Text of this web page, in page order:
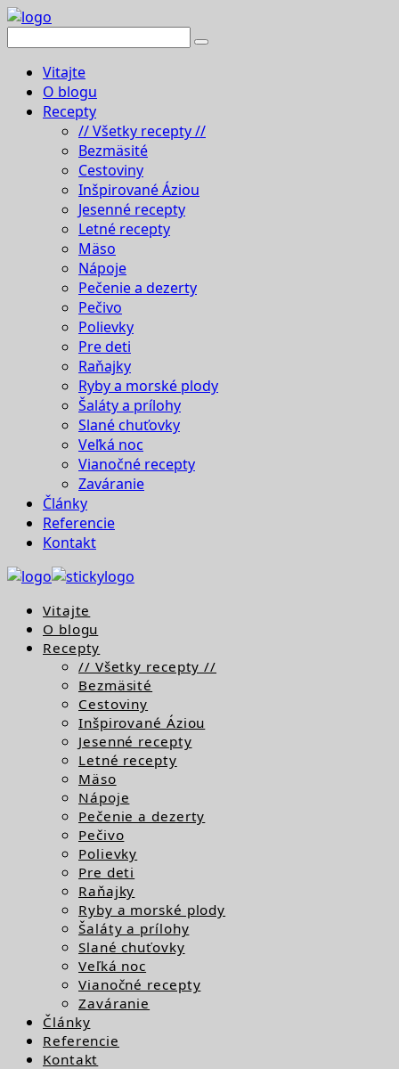
Vitajte
O blogu
Recepty
// Všetky recepty //
Bezmäsité
Cestoviny
Inšpirované Áziou
Jesenné recepty
Letné recepty
Mäso
Nápoje
Pečenie a dezerty
Pečivo
Polievky
Pre deti
Raňajky
Ryby a morské plody
Šaláty a prílohy
Slané chuťovky
Veľká noc
Vianočné recepty
Zaváranie
Články
Referencie
Kontakt
Vitajte
O blogu
Recepty
// Všetky recepty //
Bezmäsité
Cestoviny
Inšpirované Áziou
Jesenné recepty
Letné recepty
Mäso
Nápoje
Pečenie a dezerty
Pečivo
Polievky
Pre deti
Raňajky
Ryby a morské plody
Šaláty a prílohy
Slané chuťovky
Veľká noc
Vianočné recepty
Zaváranie
Články
Referencie
Kontakt